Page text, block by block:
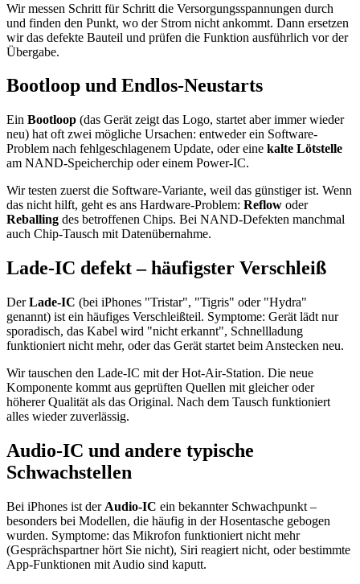
Wir messen Schritt für Schritt die Versorgungsspannungen durch
und finden den Punkt, wo der Strom nicht ankommt. Dann ersetzen
wir das defekte Bauteil und prüfen die Funktion ausführlich vor der
Übergabe.
Bootloop und Endlos-Neustarts
Ein Bootloop (das Gerät zeigt das Logo, startet aber immer wieder
neu) hat oft zwei mögliche Ursachen: entweder ein Software-
Problem nach fehlgeschlagenem Update, oder eine kalte Lötstelle
am NAND-Speicherchip oder einem Power-IC.
Wir testen zuerst die Software-Variante, weil das günstiger ist. Wenn
das nicht hilft, geht es ans Hardware-Problem: Reflow oder
Reballing des betroffenen Chips. Bei NAND-Defekten manchmal
auch Chip-Tausch mit Datenübernahme.
Lade-IC defekt – häufigster Verschleiß
DerLade-IC (bei iPhones "Tristar", "Tigris" oder "Hydra"
genannt) ist ein häufiges Verschleißteil. Symptome: Gerät lädt nur
sporadisch, das Kabel wird "nicht erkannt", Schnellladung
funktioniert nicht mehr, oder das Gerät startet beim Anstecken neu.
Wir tauschen den Lade-IC mit der Hot-Air-Station. Die neue
Komponente kommt aus geprüften Quellen mit gleicher oder
höherer Qualität als das Original. Nach dem Tausch funktioniert
alles wieder zuverlässig.
Audio-IC und andere typische
Schwachstellen
Bei iPhones ist der Audio-IC ein bekannter Schwachpunkt –
besonders bei Modellen, die häufig in der Hosentasche gebogen
wurden. Symptome: das Mikrofon funktioniert nicht mehr
(Gesprächspartner hört Sie nicht), Siri reagiert nicht, oder bestimmte
App-Funktionen mit Audio sind kaputt.